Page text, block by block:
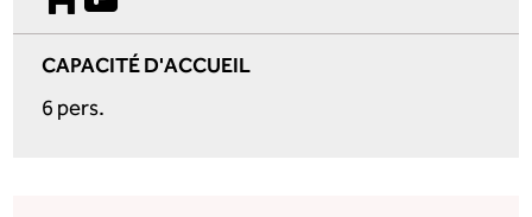
CAPACITÉ D'ACCUEIL
6 pers.